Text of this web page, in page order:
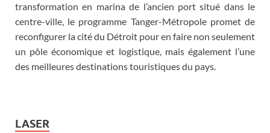
transformation en marina de l’ancien port situé dans le
centre-ville, le programme Tanger-Métropole promet de
reconfigurer la cité du Détroit pour en faire non seulement
un pôle économique et logistique, mais également l’une
des meilleures destinations touristiques du pays.
LASER